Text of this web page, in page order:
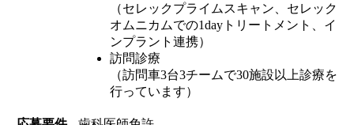
（セレックプライムスキャン、セレック
オムニカムでの1dayトリートメント、イ
ンプラント連携）
訪問診療
（訪問車3台3チームで30施設以上診療を
行っています）